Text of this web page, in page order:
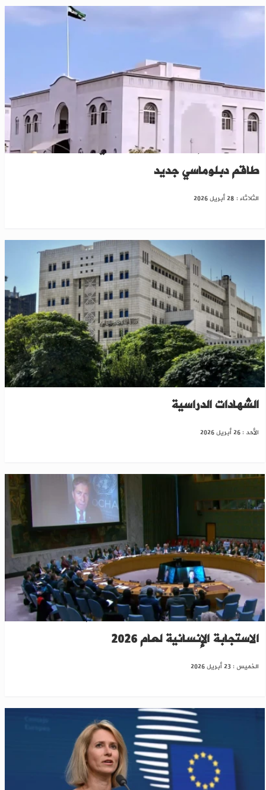
انطلاق مهام السفارة السورية في مسقط ضمن
طاقم دبلوماسي جديد
الثلاثاء : 28 أبريل 2026
الخارجية السورية تعتمد تسهيلات جديدة لتصديق
الشهادات الدراسية
الأحد : 26 أبريل 2026
مجلس الأمن يشهد توافقاً على دعم سوريا وتعزيز
الاستجابة الإنسانية لعام 2026
الخميس : 23 أبريل 2026